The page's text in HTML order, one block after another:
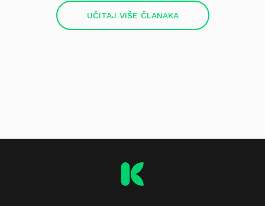
UČITAJ VIŠE ČLANAKA